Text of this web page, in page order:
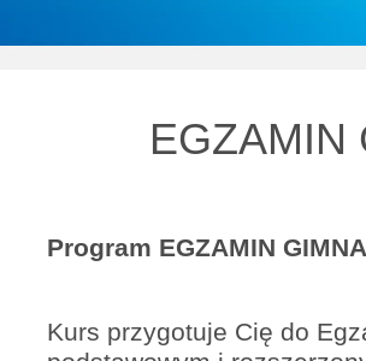
EGZAMIN
Program EGZAMIN
Kurs przygotuje Cię do